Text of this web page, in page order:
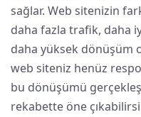
sağlar. Web sitenizin
daha fazla trafik, daha
daha yüksek dönüşüm
web siteniz henüz
bu dönüşümü
rekabette öne